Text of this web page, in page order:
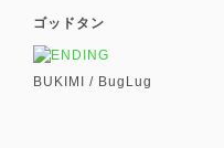
ゴッドタン
BUKIMI / BugLug